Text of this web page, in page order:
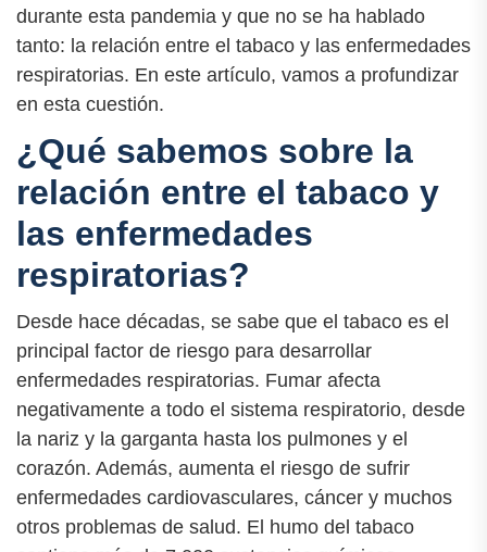
durante esta pandemia y que no se ha hablado
tanto: la relación entre el tabaco y las enfermedades
respiratorias. En este artículo, vamos a profundizar
en esta cuestión.
¿Qué sabemos sobre la
relación entre el tabaco y
las enfermedades
respiratorias?
Desde hace décadas, se sabe que el tabaco es el
principal factor de riesgo para desarrollar
enfermedades respiratorias. Fumar afecta
negativamente a todo el sistema respiratorio, desde
la nariz y la garganta hasta los pulmones y el
corazón. Además, aumenta el riesgo de sufrir
enfermedades cardiovasculares, cáncer y muchos
otros problemas de salud. El humo del tabaco